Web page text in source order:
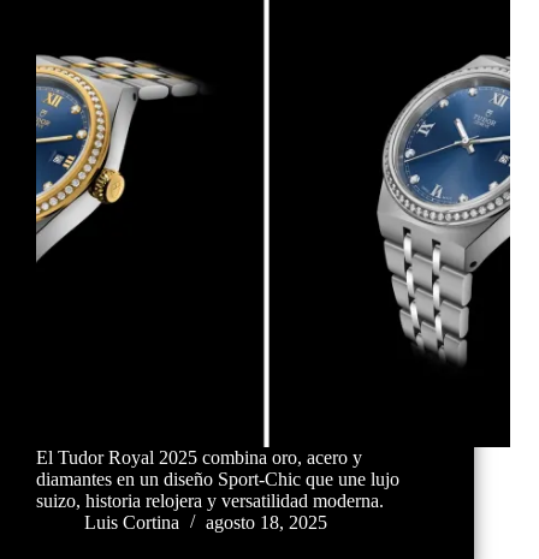
El Tudor Royal 2025 combina oro, acero y
diamantes en un diseño Sport-Chic que une lujo
suizo, historia relojera y versatilidad moderna.
Luis Cortina
agosto 18, 2025